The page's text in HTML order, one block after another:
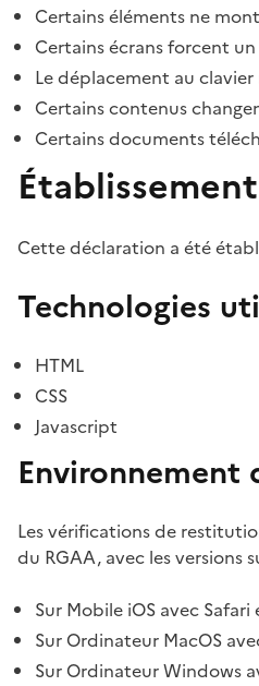
Certains éléments ne
Certains écrans forcent
Le déplacement au
Certains contenus
Certains documents
Cette déclaration a été
Technologies
HTML
CSS
Javascript
Environnement
Les vérifications de
du RGAA, avec les versions
Sur Mobile iOS avec
Sur Ordinateur MacOS
Sur Ordinateur Windows